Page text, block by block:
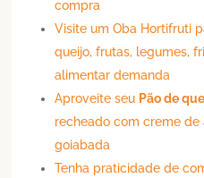
compra
Visite um Oba Hortifruti
queijo, frutas, legumes,
alimentar demanda
Aproveite seu Pão de
recheado com creme
goiabada
Tenha praticidade de